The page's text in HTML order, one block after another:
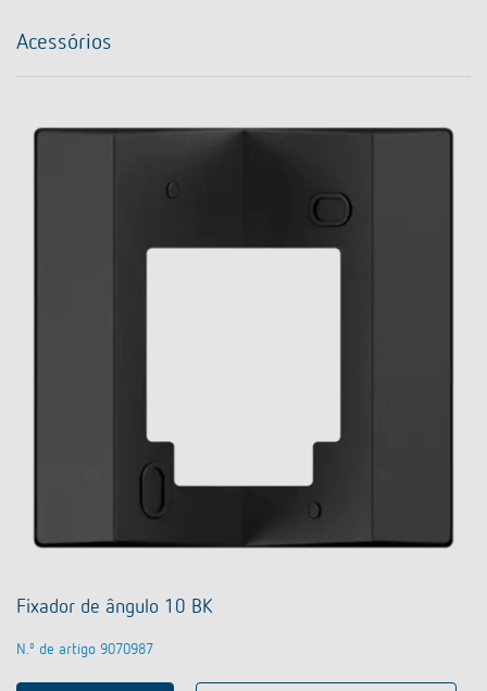
Acessórios
Fixador de ângulo 10 BK
N.º de artigo 9070987